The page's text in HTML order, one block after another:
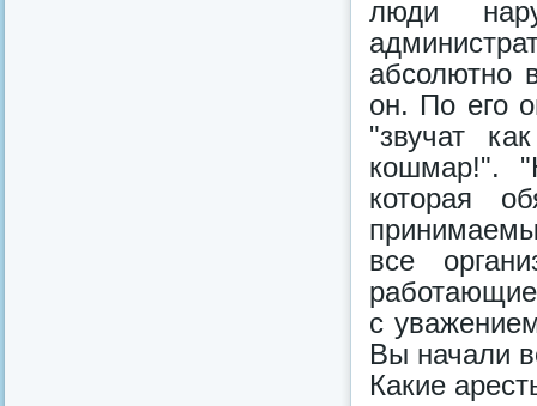
люди
абсолютно
он. По его
"звучат
кошмар!".
которая
все
с
Вы начали
Какие